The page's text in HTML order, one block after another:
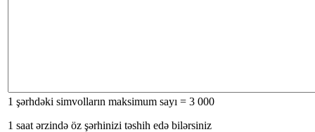
1 şərhdəki simvolların maksimum sayı = 3 000
1 saat ərzində öz şərhinizi təshih edə bilərsiniz